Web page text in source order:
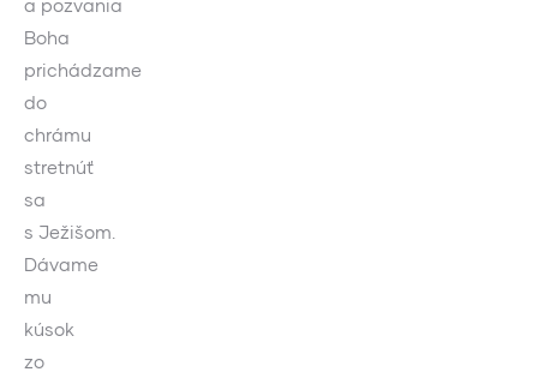
a pozvania
Boha
prichádzame
do
chrámu
stretnúť
sa
s Ježišom.
Dávame
mu
kúsok
zo